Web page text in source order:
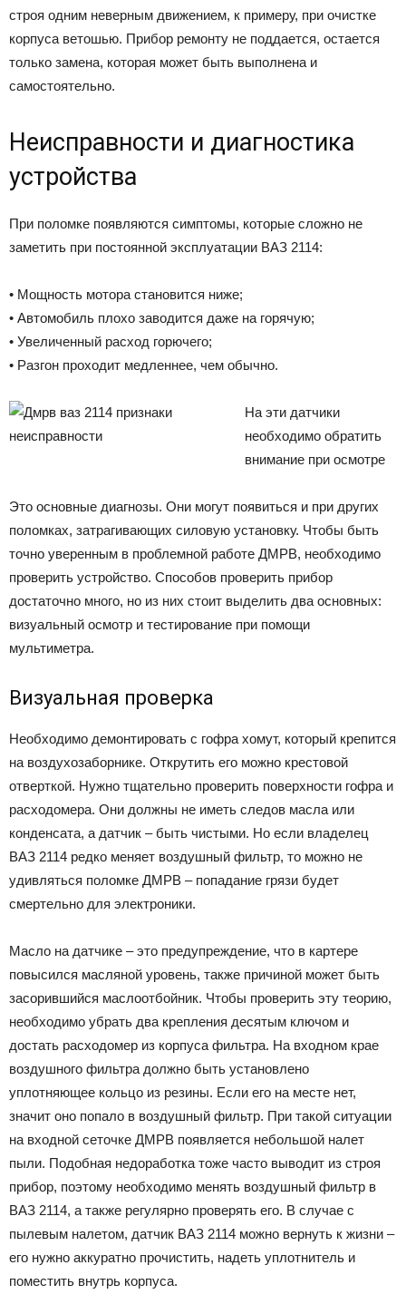
строя одним неверным движением, к примеру, при очистке
корпуса ветошью. Прибор ремонту не поддается, остается
только замена, которая может быть выполнена и
самостоятельно.
Неисправности и диагностика
устройства
При поломке появляются симптомы, которые сложно не
заметить при постоянной эксплуатации ВАЗ 2114:
• Мощность мотора становится ниже;
• Автомобиль плохо заводится даже на горячую;
• Увеличенный расход горючего;
• Разгон проходит медленнее, чем обычно.
На эти датчики
необходимо обратить
внимание при осмотре
Это основные диагнозы. Они могут появиться и при других
поломках, затрагивающих силовую установку. Чтобы быть
точно уверенным в проблемной работе ДМРВ, необходимо
проверить устройство. Способов проверить прибор
достаточно много, но из них стоит выделить два основных:
визуальный осмотр и тестирование при помощи
мультиметра.
Визуальная проверка
Необходимо демонтировать с гофра хомут, который крепится
на воздухозаборнике. Открутить его можно крестовой
отверткой. Нужно тщательно проверить поверхности гофра и
расходомера. Они должны не иметь следов масла или
конденсата, а датчик – быть чистыми. Но если владелец
ВАЗ 2114 редко меняет воздушный фильтр, то можно не
удивляться поломке ДМРВ – попадание грязи будет
смертельно для электроники.
Масло на датчике – это предупреждение, что в картере
повысился масляной уровень, также причиной может быть
засорившийся маслоотбойник. Чтобы проверить эту теорию,
необходимо убрать два крепления десятым ключом и
достать расходомер из корпуса фильтра. На входном крае
воздушного фильтра должно быть установлено
уплотняющее кольцо из резины. Если его на месте нет,
значит оно попало в воздушный фильтр. При такой ситуации
на входной сеточке ДМРВ появляется небольшой налет
пыли. Подобная недоработка тоже часто выводит из строя
прибор, поэтому необходимо менять воздушный фильтр в
ВАЗ 2114, а также регулярно проверять его. В случае с
пылевым налетом, датчик ВАЗ 2114 можно вернуть к жизни –
его нужно аккуратно прочистить, надеть уплотнитель и
поместить внутрь корпуса.